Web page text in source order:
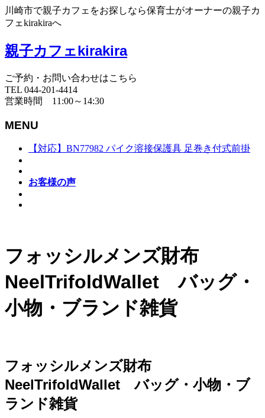
川崎市で親子カフェをお探しなら保育士がオーナーの親子カ
フェkirakiraへ
親子カフェkirakira
ご予約・お問い合わせはこちら
TEL 044-201-4414
営業時間 11:00～14:30
MENU
【対応】BN77982 パイク溶接保護具 足巻き付式前掛
お客様の声
フォッシルメンズ財布
NeelTrifoldWallet バッグ・
小物・ブランド雑貨
フォッシルメンズ財布
NeelTrifoldWallet バッグ・小物・ブ
ランド雑貨